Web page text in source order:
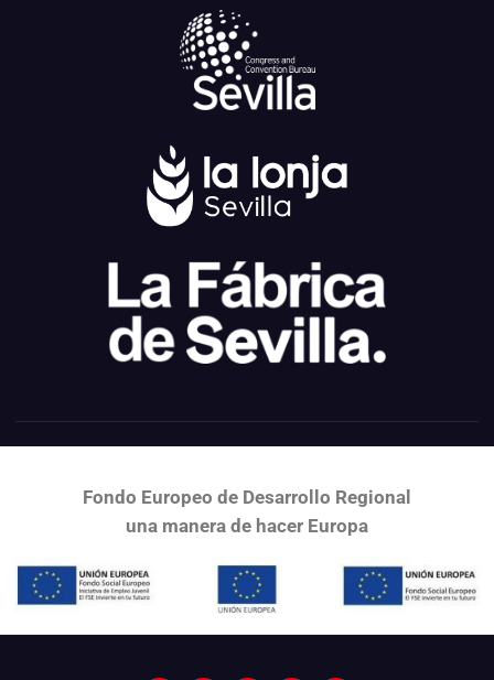
Fondo Europeo de Desarrollo Regional
una manera de hacer Europa